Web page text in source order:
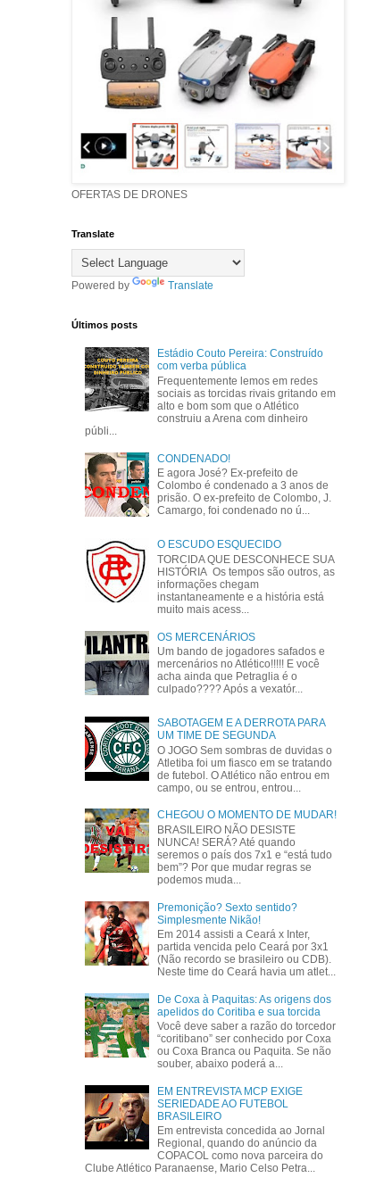
OFERTAS DE DRONES
Translate
Powered by Translate
Últimos posts
Estádio Couto Pereira: Construído
com verba pública
Frequentemente lemos em redes
sociais as torcidas rivais gritando em
alto e bom som que o Atlético
construiu a Arena com dinheiro
públi...
CONDENADO!
E agora José? Ex-prefeito de
Colombo é condenado a 3 anos de
prisão. O ex-prefeito de Colombo, J.
Camargo, foi condenado no ú...
O ESCUDO ESQUECIDO
TORCIDA QUE DESCONHECE SUA
HISTÓRIA Os tempos são outros, as
informações chegam
instantaneamente e a história está
muito mais acess...
OS MERCENÁRIOS
Um bando de jogadores safados e
mercenários no Atlético!!!!! E você
acha ainda que Petraglia é o
culpado???? Após a vexatór...
SABOTAGEM E A DERROTA PARA
UM TIME DE SEGUNDA
O JOGO Sem sombras de duvidas o
Atletiba foi um fiasco em se tratando
de futebol. O Atlético não entrou em
campo, ou se entrou, entrou...
CHEGOU O MOMENTO DE MUDAR!
BRASILEIRO NÃO DESISTE
NUNCA! SERÁ? Até quando
seremos o país dos 7x1 e “está tudo
bem”? Por que mudar regras se
podemos muda...
Premonição? Sexto sentido?
Simplesmente Nikão!
Em 2014 assisti a Ceará x Inter,
partida vencida pelo Ceará por 3x1
(Não recordo se brasileiro ou CDB).
Neste time do Ceará havia um atlet...
De Coxa à Paquitas: As origens dos
apelidos do Coritiba e sua torcida
Você deve saber a razão do torcedor
“coritibano” ser conhecido por Coxa
ou Coxa Branca ou Paquita. Se não
souber, abaixo poderá a...
EM ENTREVISTA MCP EXIGE
SERIEDADE AO FUTEBOL
BRASILEIRO
Em entrevista concedida ao Jornal
Regional, quando do anúncio da
COPACOL como nova parceira do
Clube Atlético Paranaense, Mario Celso Petra...